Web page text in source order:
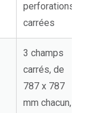
perforations
carrées
3 champs
carrés, de
787 x 787
mm chacun,